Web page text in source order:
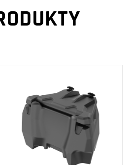
PŘIDAT DO